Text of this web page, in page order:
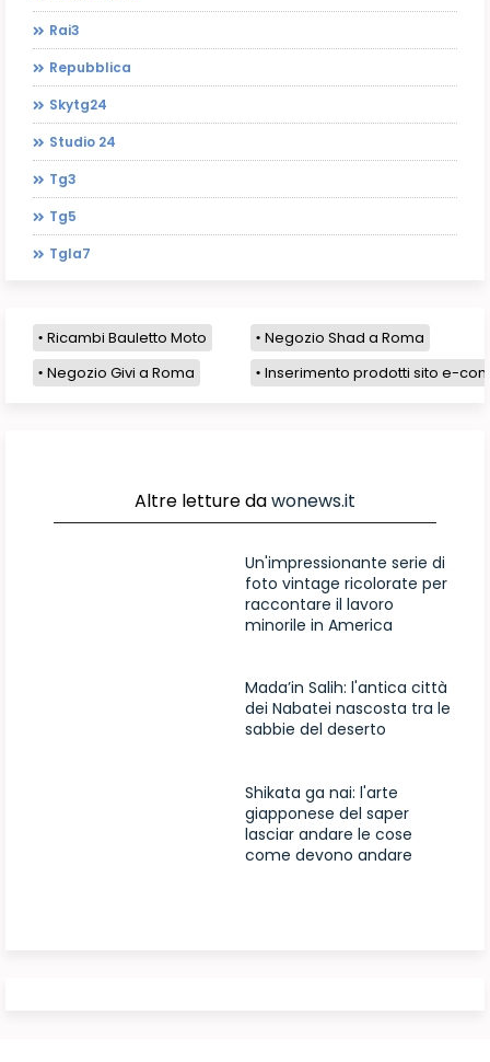
Rai3
Repubblica
Skytg24
Studio 24
Tg3
Tg5
Tgla7
Ricambi Bauletto Moto
Negozio Shad a Roma
Negozio Givi a Roma
Inserimento prodotti sito e-
Altre letture dawonews.it
Un'impressionante serie di
foto vintage ricolorate per
raccontare il lavoro
minorile in America
Mada’in Salih: l'antica città
dei Nabatei nascosta tra le
sabbie del deserto
Shikata ga nai: l'arte
giapponese del saper
lasciar andare le cose
come devono andare